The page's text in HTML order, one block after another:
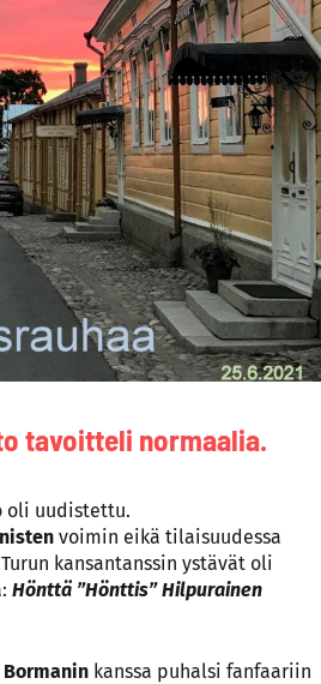
tavoitteli normaalia.
oli uudistettu.
voimin eikä tilaisuudessa
kansantanssin ystävät oli
Hönttä ”Hönttis” Hilpurainen
Bormanin kanssa puhalsi fanfaariin